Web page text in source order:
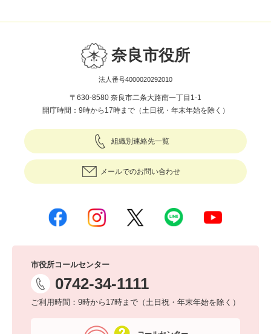
奈良市役所
法人番号4000020292010
〒630-8580 奈良市二条大路南一丁目1-1
開庁時間：9時から17時まで（土日祝・年末年始を除く）
組織別連絡先一覧
メールでのお問い合わせ
市役所コールセンター
0742-34-1111
ご利用時間：9時から17時まで（土日祝・年末年始を除く）